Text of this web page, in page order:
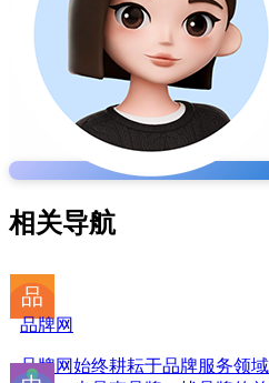
相关导航
品牌网
品牌网始终耕耘于品牌服务领